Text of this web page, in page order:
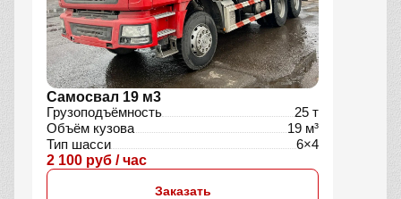
Самосвал 19 м3
Грузоподъёмность
25 т
Объём кузова
19 м³
Тип шасси
6×4
2 100 руб / час
Заказать